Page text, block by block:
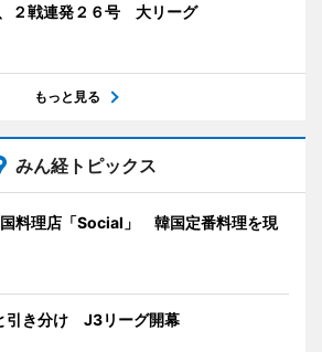
２戦連発２６号 大リーグ
もっと見る
みん経トピックス
料理店「Social」 韓国定番料理を現
引き分け J3リーグ開幕